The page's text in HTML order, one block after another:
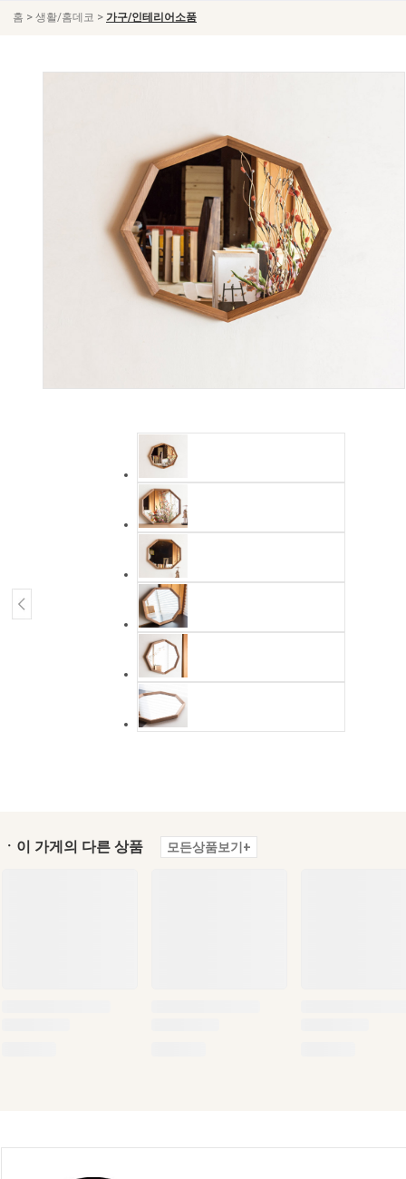
홈 > 생활/홈데코 > 가구/인테리어소품
ㆍ이 가게의 다른 상품 모든상품보기+